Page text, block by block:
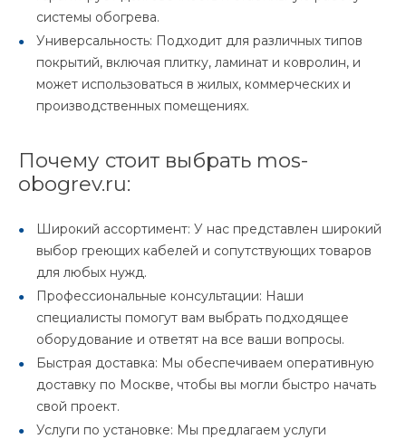
системы обогрева.
Универсальность: Подходит для различных типов
покрытий, включая плитку, ламинат и ковролин, и
может использоваться в жилых, коммерческих и
производственных помещениях.
Почему стоит выбрать mos-
obogrev.ru:
Широкий ассортимент: У нас представлен широкий
выбор греющих кабелей и сопутствующих товаров
для любых нужд.
Профессиональные консультации: Наши
специалисты помогут вам выбрать подходящее
оборудование и ответят на все ваши вопросы.
Быстрая доставка: Мы обеспечиваем оперативную
доставку по Москве, чтобы вы могли быстро начать
свой проект.
Услуги по установке: Мы предлагаем услуги